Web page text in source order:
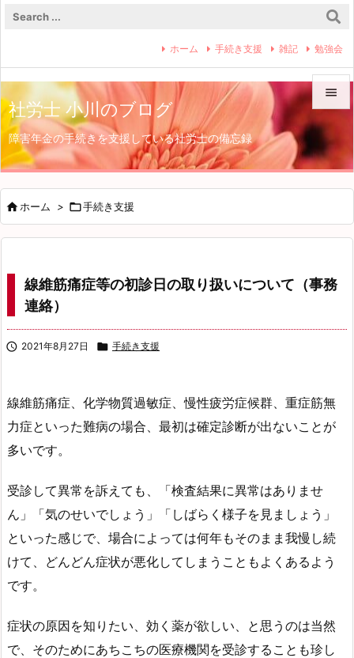
社労士 小川のブログ
障害年金の手続きを支援している社労士の備忘録


メニュ

前へ

ホーム 手続き支援 雑記 勉強会
ホーム > 手続き支援
線維筋痛症等の初診日の取り扱いについて（事務
連絡）
 2021年8月27日  手続き支援
線維筋痛症、化学物質過敏症、慢性疲労症候群、重症筋無
力症といった難病の場合、最初は確定診断が出ないことが
多いです。
受診して異常を訴えても、「検査結果に異常はありませ
ん」「気のせいでしょう」「しばらく様子を見ましょう」
といった感じで、場合によっては何年もそのまま我慢し続
けて、どんどん症状が悪化してしまうこともよくあるよう
です。
症状の原因を知りたい、効く薬が欲しい、と思うのは当然
で、そのためにあちこちの医療機関を受診することも珍し